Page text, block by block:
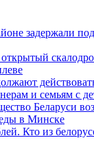
задержали
и семьям с
Беларуси
в Минске
Кто из